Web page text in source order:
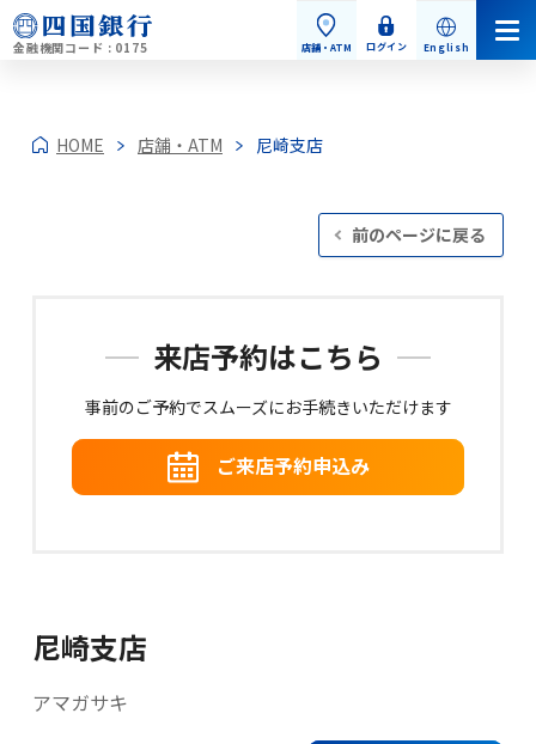
金融機関コード : 0175 店舗・ATM
お手続き・お問い合わせ
口座開設
English
ログイン
HOME 店舗・ATM 尼崎支店
前のページに戻る
来店予約はこちら
事前のご予約でスムーズにお手続きいただけます
ご来店予約申込み
尼崎支店
アマガサキ